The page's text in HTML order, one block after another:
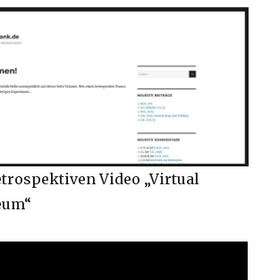
Video „Virtual